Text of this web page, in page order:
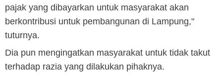
pajak yang dibayarkan untuk masyarakat akan
berkontribusi untuk pembangunan di Lampung,"
tuturnya.
Dia pun mengingatkan masyarakat untuk tidak takut
terhadap razia yang dilakukan pihaknya.